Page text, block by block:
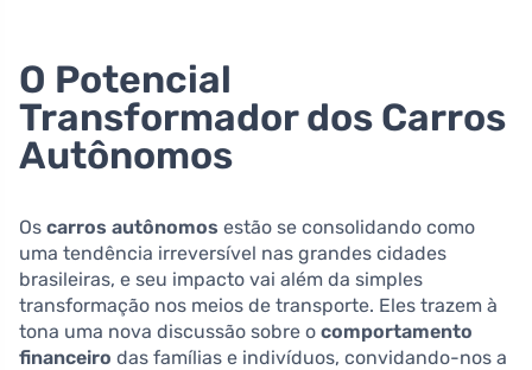
O Potencial
Transformador dos Carros
Autônomos
Os carros autônomos estão se consolidando como
uma tendência irreversível nas grandes cidades
brasileiras, e seu impacto vai além da simples
transformação nos meios de transporte. Eles trazem à
tona uma nova discussão sobre o comportamento
financeiro das famílias e indivíduos, convidando-nos a